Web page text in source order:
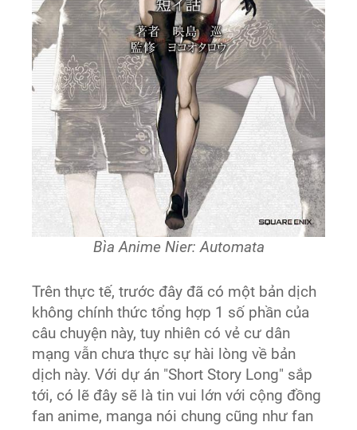
Bìa Anime Nier: Automata
Trên thực tế, trước đây đã có một bản dịch
không chính thức tổng hợp 1 số phần của
câu chuyện này, tuy nhiên có vẻ cư dân
mạng vẫn chưa thực sự hài lòng về bản
dịch này. Với dự án "Short Story Long" sắp
tới, có lẽ đây sẽ là tin vui lớn với cộng đồng
fan anime, manga nói chung cũng như fan